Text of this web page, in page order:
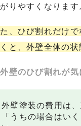
りやすくなります
、ひび割れだけ
と、外壁全体の状
外壁のひび割れが
外壁塗装の費用は
「うちの場合はい